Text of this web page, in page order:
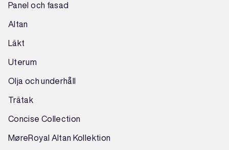
Panel och fasad
Altan
Läkt
Uterum
Olja och underhåll
Trätak
Concise Collection
MøreRoyal Altan Kollektion